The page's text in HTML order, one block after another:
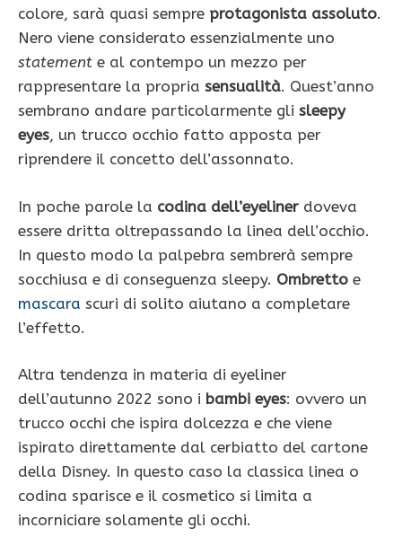
colore, sarà quasi sempre protagonista assoluto.
Nero viene considerato essenzialmente uno
statement e al contempo un mezzo per
rappresentare la propria sensualità. Quest’anno
sembrano andare particolarmente gli sleepy
eyes, un trucco occhio fatto apposta per
riprendere il concetto dell’assonnato.
In poche parole la codina dell’eyeliner doveva
essere dritta oltrepassando la linea dell’occhio.
In questo modo la palpebra sembrerà sempre
socchiusa e di conseguenza sleepy. Ombretto e
mascara scuri di solito aiutano a completare
l’effetto.
Altra tendenza in materia di eyeliner
dell’autunno 2022 sono i bambi eyes: ovvero un
trucco occhi che ispira dolcezza e che viene
ispirato direttamente dal cerbiatto del cartone
della Disney. In questo caso la classica linea o
codina sparisce e il cosmetico si limita a
incorniciare solamente gli occhi.